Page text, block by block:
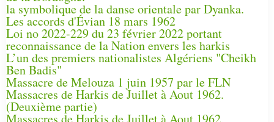
la symbolique de la danse orientale par Dyanka.
Les accords d'Évian 18 mars 1962
Loi no 2022-229 du 23 février 2022 portant
reconnaissance de la Nation envers les harkis
L’un des premiers nationalistes Algériens "Cheikh
Ben Badis"
Massacre de Melouza 1 juin 1957 par le FLN
Massacres de Harkis de Juillet à Aout 1962.
(Deuxième partie)